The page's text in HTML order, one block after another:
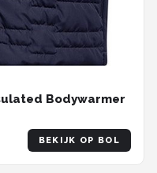
Bodywarmer
BEKIJK OP BOL